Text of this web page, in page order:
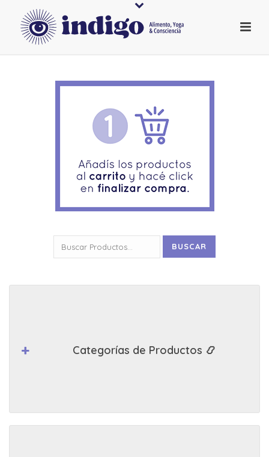
por:
BUSCAR
Categorías de Productos 📿